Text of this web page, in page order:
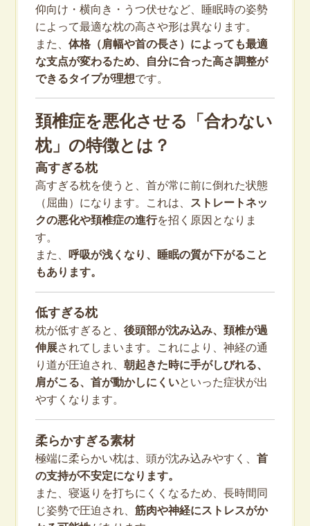
仰向け・横向き・うつ伏せなど、睡眠時の姿勢
によって最適な枕の高さや形は異なります。
また、 体格（肩幅や首の長さ）によっても最適
な支点が変わるため、自分に合った高さ調整が
できるタイプが理想です。
頚椎症を悪化させる「合わない
枕」の特徴とは？
高すぎる枕
高すぎる枕を使うと、首が常に前に倒れた状態
（屈曲）になります。これは、
ストレートネッ
クの悪化や頚椎症の進行を招く原因となりま
す。
また、 呼吸が浅くなり、睡眠の質が下がること
もあります。
低すぎる枕
枕が低すぎると、 後頭部が沈み込み、頚椎が過
伸展されてしまいます。これにより、神経の通
り道が圧迫され、 朝起きた時に手がしびれる、
肩がこる、首が動かしにくいといった症状が出
やすくなります。
柔らかすぎる素材
極端に柔らかい枕は、頭が沈み込みやすく、 首
の支持が不安定になります。
また、寝返りを打ちにくくなるため、長時間同
じ姿勢で圧迫され、 筋肉や神経にストレスがか